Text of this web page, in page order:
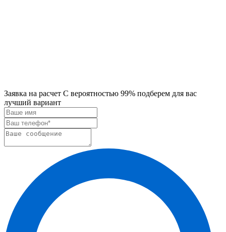
Заявка на расчет С вероятностью 99% подберем для вас
лучший вариант